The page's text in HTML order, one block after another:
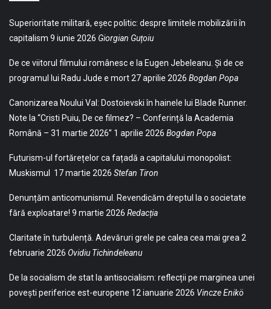
Superioritate militară, eșec politic: despre limitele mobilizării în
capitalism 9 iunie 2026 Giorgian Guțoiu
De ce viitorul filmului românesc e la Eugen Jebeleanu. Și de ce
programul lui Radu Jude e mort27 aprilie 2026 Bogdan Popa
Canonizarea Noului Val: Dostoievski în hainele lui Blade Runner.
Note la “Cristi Puiu, De ce filmez? – Conferință la Academia
Română – 31 martie 2026” 1 aprilie 2026 Bogdan Popa
Futurism-ul fortărețelor ca fațadă a capitalului monopolist:
Muskismul
17 martie 2026 Stefan Tiron
Denunțăm anticomunismul. Revendicăm dreptul la o societate
fără exploatare! 9 martie 2026 Redacția
Claritate în turbulență. Adevăruri grele pe calea cea mai grea 2
februarie 2026 Ovidiu Tichindeleanu
De la socialism de stat la antisocialism: reflecții pe marginea unei
povești periferice est-europene 12 ianuarie 2026 Vincze Enikö